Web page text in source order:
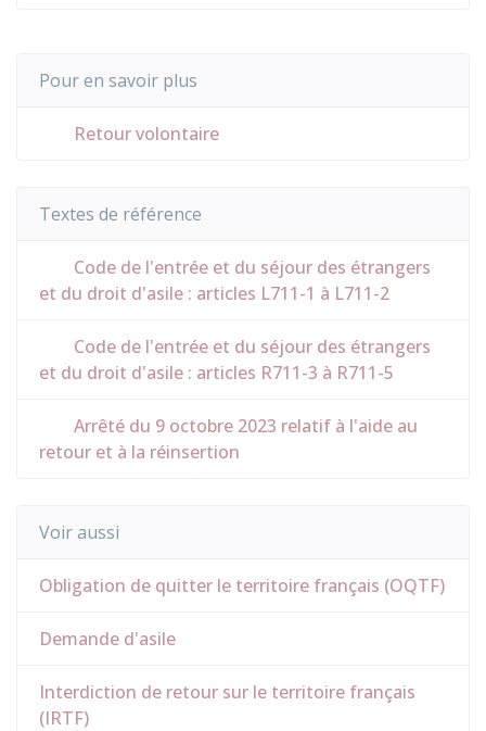
Pour en savoir plus
Retour volontaire
Textes de référence
Code de l'entrée et du séjour des étrangers
et du droit d'asile : articles L711-1 à L711-2
Code de l'entrée et du séjour des étrangers
et du droit d'asile : articles R711-3 à R711-5
Arrêté du 9 octobre 2023 relatif à l'aide au
retour et à la réinsertion
Voir aussi
Obligation de quitter le territoire français (OQTF)
Demande d'asile
Interdiction de retour sur le territoire français
(IRTF)